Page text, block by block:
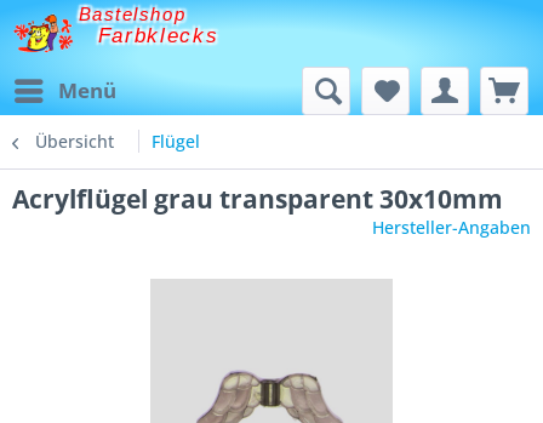
Bastelshop
Farbklecks
Menü
Übersicht Flügel
Acrylflügel grau transparent 30x10mm
Hersteller-Angaben